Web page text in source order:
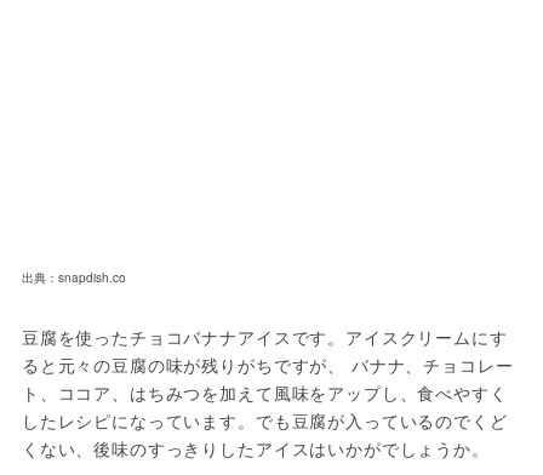
出典：snapdish.co
豆腐を使ったチョコバナナアイスです。アイスクリームにす
ると元々の豆腐の味が残りがちですが、 バナナ、チョコレー
ト、ココア、はちみつを加えて風味をアップし、食べやすく
したレシピになっています。でも豆腐が入っているのでくど
くない、後味のすっきりしたアイスはいかがでしょうか。